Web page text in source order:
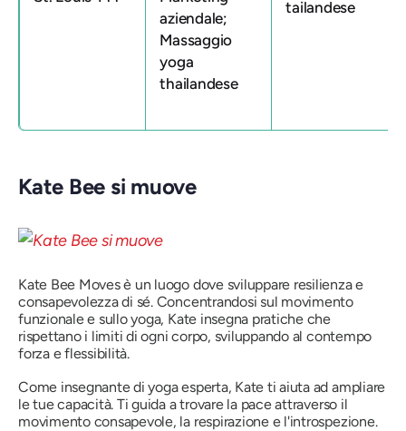
aziendale;
Massaggio
yoga
thailandese
tailandese
Kate Bee si muove
Kate Bee Moves è un luogo dove sviluppare resilienza e
consapevolezza di sé. Concentrandosi sul movimento
funzionale e sullo yoga, Kate insegna pratiche che
rispettano i limiti di ogni corpo, sviluppando al contempo
forza e flessibilità.
Come insegnante di yoga esperta, Kate ti aiuta ad ampliare
le tue capacità. Ti guida a trovare la pace attraverso il
movimento consapevole, la respirazione e l'introspezione.